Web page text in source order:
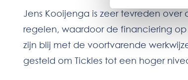
Jens Kooijenga is zeer tevreden
regelen, waardoor de financiering
zijn blij met de voortvarende
gesteld om Tickles tot een hoger